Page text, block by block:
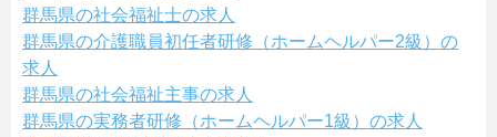
群馬県の社会福祉士の求人
群馬県の介護職員初任者研修（ホームヘルパー2級）の
求人
群馬県の社会福祉主事の求人
群馬県の実務者研修（ホームヘルパー1級）の求人